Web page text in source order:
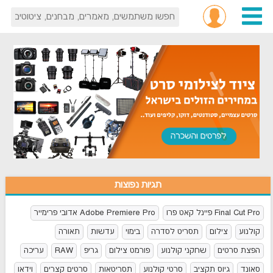
תגיות נפוצות
Final Cut Pro פיינל קאט פרו
Adobe Premiere Pro אדובי פרימייר
קולנוע
צילום תסריט לסדרה בימוי עדשות
תאורה
הפצת סרטים
שחקני קולנוע פורמט צילום גריפ RAW
עריכה
סאונד
גיוס תקציב סרטי קולנוע תסריטאות סרטים קצרים וידאו